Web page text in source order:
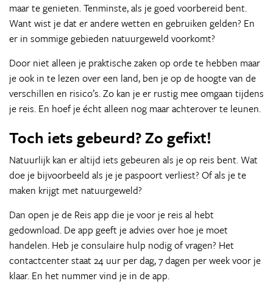
maar te genieten. Tenminste, als je goed voorbereid bent.
Want wist je dat er andere wetten en gebruiken gelden? En
er in sommige gebieden natuurgeweld voorkomt?
Door niet alleen je praktische zaken op orde te hebben maar
je ook in te lezen over een land, ben je op de hoogte van de
verschillen en risico’s. Zo kan je er rustig mee omgaan tijdens
je reis. En hoef je écht alleen nog maar achterover te leunen.
Toch iets gebeurd? Zo gefixt!
Natuurlijk kan er altijd iets gebeuren als je op reis bent. Wat
doe je bijvoorbeeld als je je paspoort verliest? Of als je te
maken krijgt met natuurgeweld?
Dan open je de Reis app die je voor je reis al hebt
gedownload. De app geeft je advies over hoe je moet
handelen. Heb je consulaire hulp nodig of vragen? Het
contactcenter staat 24 uur per dag, 7 dagen per week voor je
klaar. En het nummer vind je in de app.